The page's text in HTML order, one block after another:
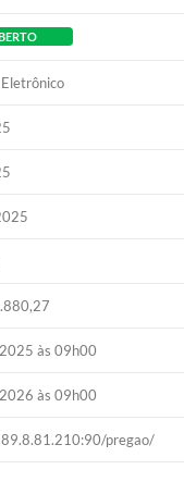
às 09h00
às 09h00
pregao/